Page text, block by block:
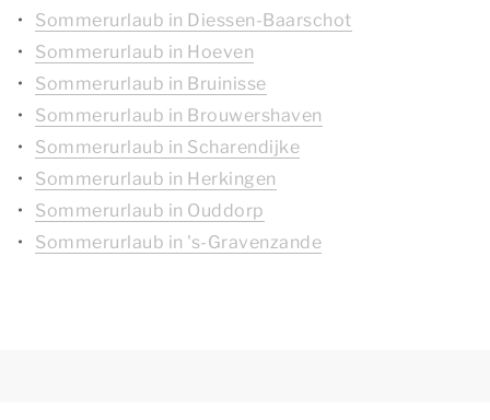
Sommerurlaub in Diessen-Baarschot
Sommerurlaub in Hoeven
Sommerurlaub in Bruinisse
Sommerurlaub in Brouwershaven
Sommerurlaub in Scharendijke
Sommerurlaub in Herkingen
Sommerurlaub in Ouddorp
Sommerurlaub in 's-Gravenzande